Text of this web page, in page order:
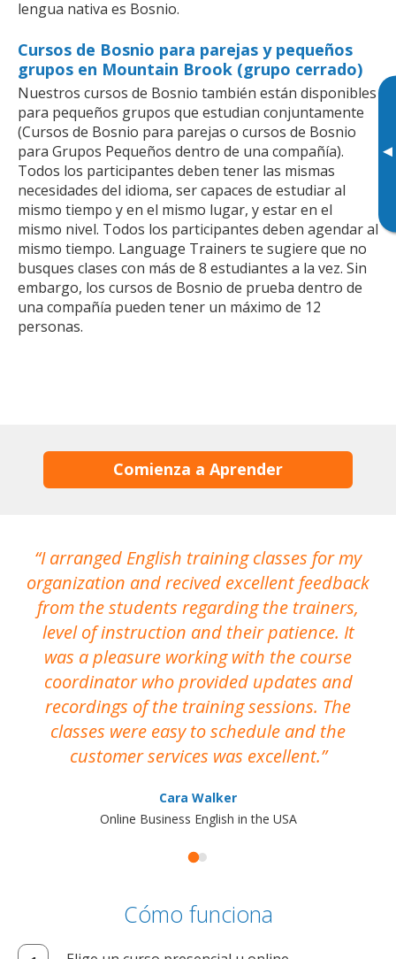
▸
lengua nativa es Bosnio.
Cursos de Bosnio para parejas y pequeños
grupos en Mountain Brook (grupo cerrado)
Nuestros cursos de Bosnio también están disponibles
para pequeños grupos que estudian conjuntamente
(Cursos de Bosnio para parejas o cursos de Bosnio
para Grupos Pequeños dentro de una compañía).
Todos los participantes deben tener las mismas
necesidades del idioma, ser capaces de estudiar al
mismo tiempo y en el mismo lugar, y estar en el
mismo nivel. Todos los participantes deben agendar al
mismo tiempo. Language Trainers te sugiere que no
busques clases con más de 8 estudiantes a la vez. Sin
embargo, los cursos de Bosnio de prueba dentro de
una compañía pueden tener un máximo de 12
personas.
Comienza a Aprender
I arranged English training classes for my
organization and recived excellent feedback
from the students regarding the trainers,
level of instruction and their patience. It
was a pleasure working with the course
coordinator who provided updates and
recordings of the training sessions. The
classes were easy to schedule and the
customer services was excellent.
Cara Walker
Online Business English in the USA
Cómo funciona